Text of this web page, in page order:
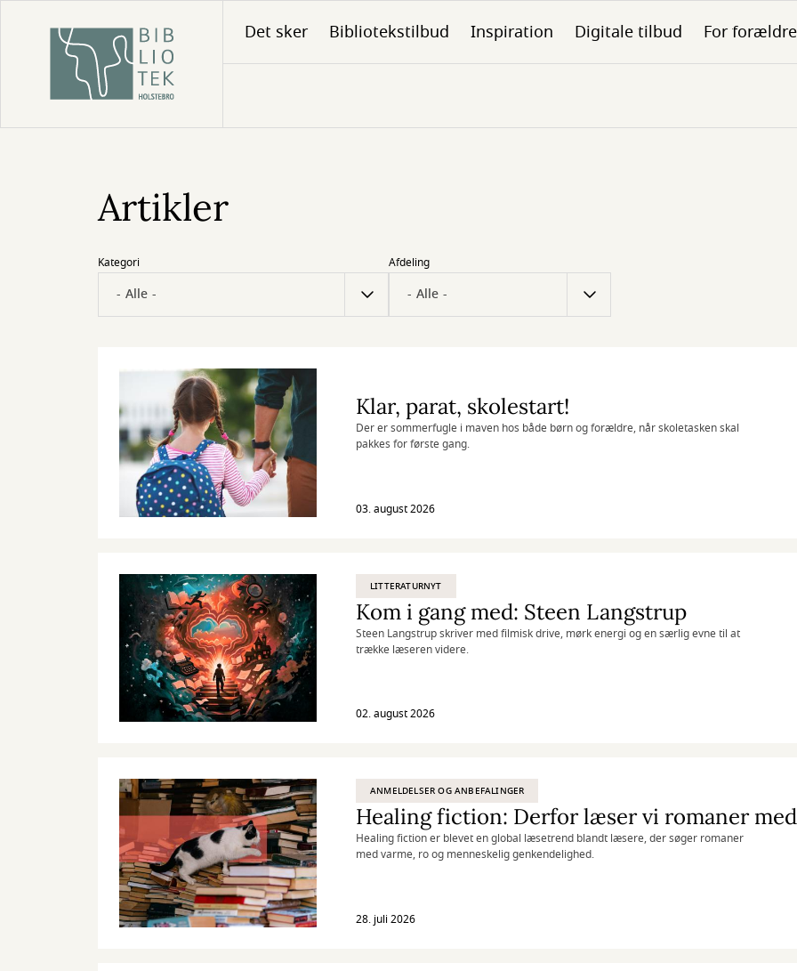
hovedindhold
Det sker Bibliotekstilbud Inspiration Digitale tilbud For forældre
Artikler
Kategori Afdeling
Klar, parat, skolestart!
Der er sommerfugle i maven hos både børn og forældre, når skoletasken skal
pakkes for første gang.
03. august 2026
LITTERATURNYT
Kom i gang med: Steen Langstrup
Steen Langstrup skriver med filmisk drive, mørk energi og en særlig evne til at
trække læseren videre.
02. august 2026
ANMELDELSER OG ANBEFALINGER
Healing fiction: Derfor læser vi romaner
Healing fiction er blevet en global læsetrend blandt læsere, der søger romaner
med varme, ro og menneskelig genkendelighed.
28. juli 2026